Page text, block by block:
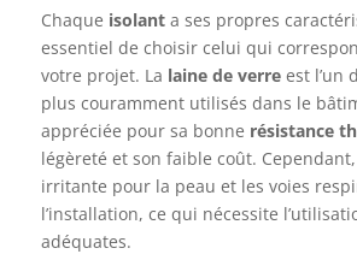
Chaque isolanta ses propres
essentiel de choisir celui qui
votre projet. La laine de verreest l’un
plus couramment utilisés dans le
appréciée pour sa bonne résistance
légèreté et son faible coût.
irritante pour la peau et les voies
l’installation, ce qui nécessite
adéquates.